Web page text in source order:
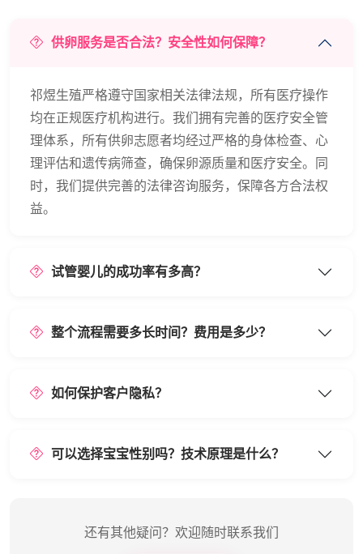
供卵服务是否合法？安全性如何保障？
祁煜生殖严格遵守国家相关法律法规，所有医疗操作
均在正规医疗机构进行。我们拥有完善的医疗安全管
理体系，所有供卵志愿者均经过严格的身体检查、心
理评估和遗传病筛查，确保卵源质量和医疗安全。同
时，我们提供完善的法律咨询服务，保障各方合法权
益。
试管婴儿的成功率有多高？
整个流程需要多长时间？费用是多少？
如何保护客户隐私？
可以选择宝宝性别吗？技术原理是什么？
还有其他疑问？欢迎随时联系我们